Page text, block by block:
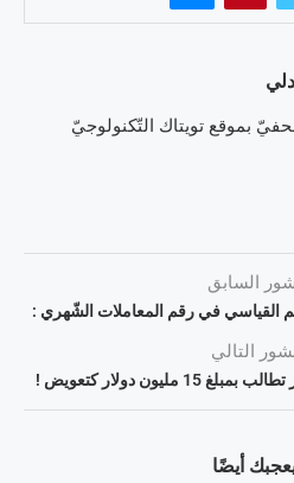
بموقع تويتاك التّكنولوجيّ
السابق
القياسي في رقم المعاملات الشّهري :
التالي
دولار كتعويض !
أيضًا